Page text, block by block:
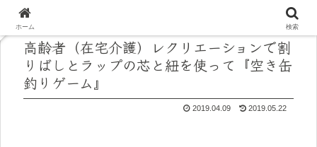
高齢者（在宅介護）レクリエーションで割
りばしとラップの芯と紐を使って『空き缶
釣りゲーム』
2019.04.09 2019.05.22
ホーム 検索